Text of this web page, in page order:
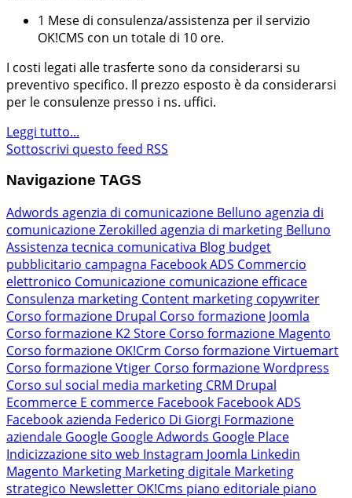
1 Mese di consulenza/assistenza per il servizio
OK!CMS con un totale di 10 ore.
I costi legati alle trasferte sono da considerarsi su
preventivo specifico. Il prezzo esposto è da considerarsi
per le consulenze presso i ns. uffici.
Leggi tutto...
Sottoscrivi questo feed RSS
Navigazione TAGS
Adwords agenzia di comunicazione Belluno agenzia di
comunicazione Zerokilled agenzia di marketing Belluno
Assistenza tecnica comunicativa Blog budget
pubblicitario campagna Facebook ADS Commercio
elettronico Comunicazione comunicazione efficace
Consulenza marketing Content marketing copywriter
Corso formazione Drupal Corso formazione Joomla
Corso formazione K2 Store Corso formazione Magento
Corso formazione OK!Crm Corso formazione Virtuemart
Corso formazione Vtiger Corso formazione Wordpress
Corso sul social media marketing CRM Drupal
Ecommerce E commerce Facebook Facebook ADS
Facebook azienda Federico Di Giorgi Formazione
aziendale Google Google Adwords Google Place
Indicizzazione sito web Instagram Joomla Linkedin
Magento Marketing Marketing digitale Marketing
strategico Newsletter OK!Cms piano editoriale piano